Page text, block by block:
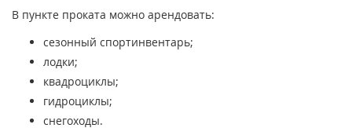
В пункте проката можно арендовать:
сезонный спортинвентарь;
лодки;
квадроциклы;
гидроциклы;
снегоходы.